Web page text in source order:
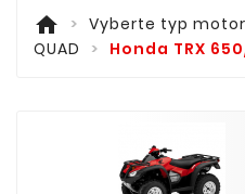
home Vyberte typ
QUAD
Honda TRX